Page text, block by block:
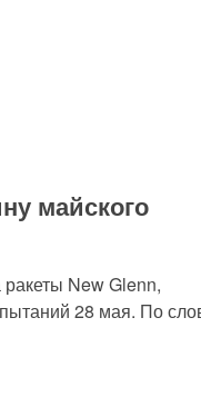
майского
New Glenn,
28 мая. По